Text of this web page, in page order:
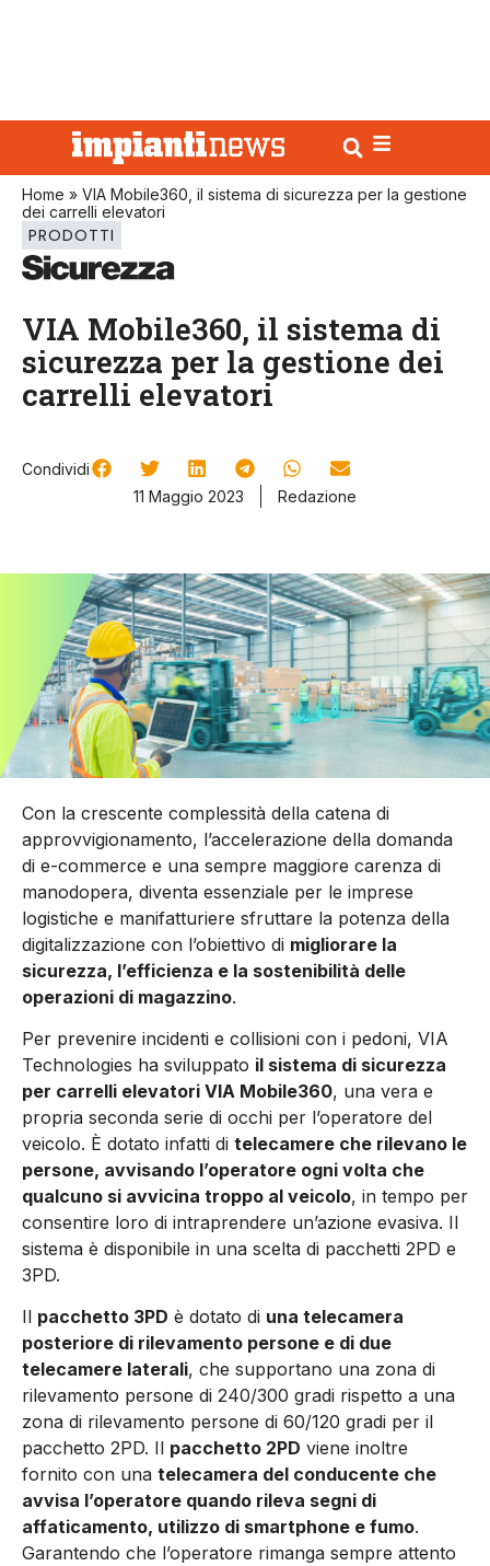
Home » VIA Mobile360, il sistema di sicurezza per la gestione
dei carrelli elevatori
PRODOTTI
VIA Mobile360, il sistema di
sicurezza per la gestione dei
carrelli elevatori
Condividi
11 Maggio 2023
Redazione
Con la crescente complessità della catena di
approvvigionamento, l’accelerazione della domanda
di e-commerce e una sempre maggiore carenza di
manodopera, diventa essenziale per le imprese
logistiche e manifatturiere sfruttare la potenza della
digitalizzazione con l’obiettivo di migliorare la
sicurezza, l’efficienza e la sostenibilità delle
operazioni di magazzino.
Per prevenire incidenti e collisioni con i pedoni, VIA
Technologies ha sviluppato il sistema di sicurezza
per carrelli elevatori VIA Mobile360, una vera e
propria seconda serie di occhi per l’operatore del
veicolo. È dotato infatti di telecamere che rilevano le
persone, avvisando l’operatore ogni volta che
qualcuno si avvicina troppo al veicolo, in tempo per
consentire loro di intraprendere un’azione evasiva. Il
sistema è disponibile in una scelta di pacchetti 2PD e
3PD.
Il pacchetto 3PD è dotato di una telecamera
posteriore di rilevamento persone e di due
telecamere laterali, che supportano una zona di
rilevamento persone di 240/300 gradi rispetto a una
zona di rilevamento persone di 60/120 gradi per il
pacchetto 2PD. Il pacchetto 2PD viene inoltre
fornito con una telecamera del conducente che
avvisa l’operatore quando rileva segni di
affaticamento, utilizzo di smartphone e fumo.
Garantendo che l’operatore rimanga sempre attento